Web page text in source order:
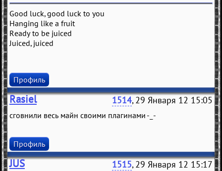
Good luck, good luck to you
Hanging like a fruit
Ready to be juiced
Juiced, juiced
Профиль
Rasiel 1514, 29 Января 12 15:05
сговнили весь майн своими плагинами -_-
Профиль
JUS 1515, 29 Января 12 15:17